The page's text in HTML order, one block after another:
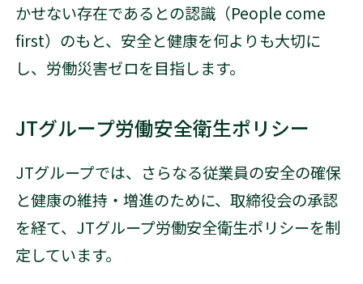
かせない存在であるとの認識（People come
first）のもと、安全と健康を何よりも大切に
し、労働災害ゼロを目指します。
JTグループ労働安全衛生ポリシー
JTグループでは、さらなる従業員の安全の確保
と健康の維持・増進のために、取締役会の承認
を経て、JTグループ労働安全衛生ポリシーを制
定しています。